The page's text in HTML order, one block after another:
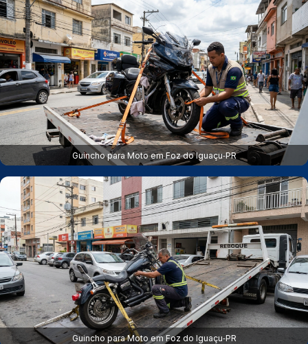
Guincho para Moto em Foz do Iguaçu‑PR
Guincho para Moto em Foz do Iguaçu‑PR